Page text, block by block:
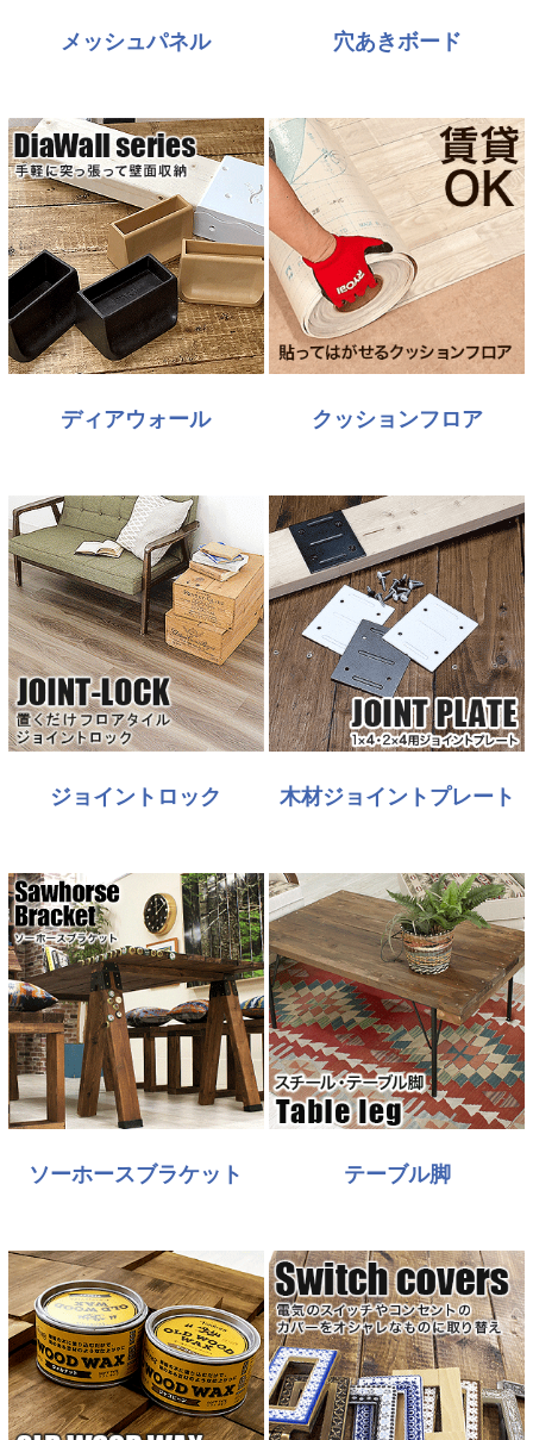
メッシュパネル 穴あきボード
ディアウォール クッションフロア
ジョイントロック 木材ジョイントプレート
ソーホースブラケット テーブル脚